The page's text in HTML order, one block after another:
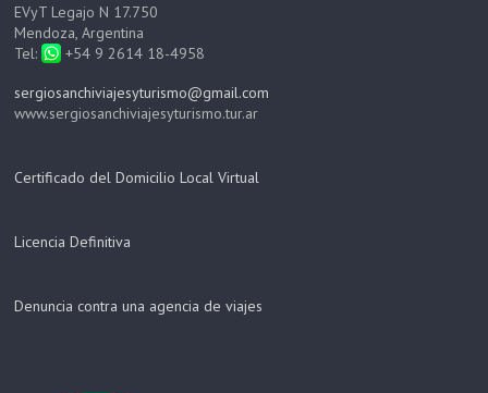
EVyT Legajo N 17.750
Mendoza, Argentina
Tel:
+54 9 2614 18-4958
sergiosanchiviajesyturismo@gmail.com
www.sergiosanchiviajesyturismo.tur.ar
Certificado del Domicilio Local Virtual
Licencia Definitiva
Denuncia contra una agencia de viajes